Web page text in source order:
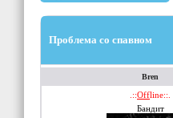
Проблема со спавном
Bren
.::Offline::.
Бандит